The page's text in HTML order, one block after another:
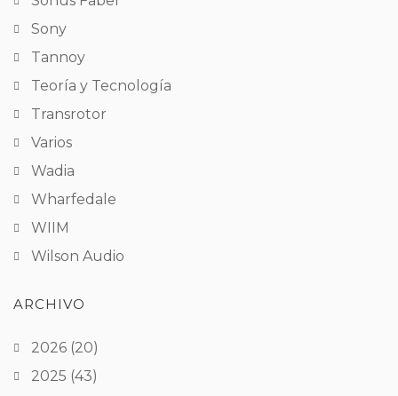
Sony
Tannoy
Teoría y Tecnología
Transrotor
Varios
Wadia
Wharfedale
WIIM
Wilson Audio
ARCHIVO
2026 (20)
2025 (43)